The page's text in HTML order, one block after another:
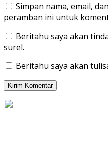
Simpan nama, email,
peramban ini untuk
Beritahu saya akan
surel.
Beritahu saya akan